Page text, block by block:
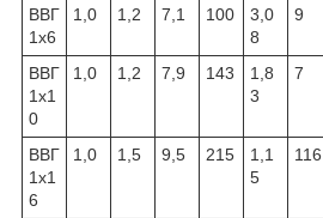
ВВГ
1х6
1,0 1,2 7,1 100
3,0
8
9
ВВГ
1x1
0
1,0 1,2 7,9 143
1,8
3
7
ВВГ
1x1
6
1,0 1,5 9,5 215
1,1
5
116